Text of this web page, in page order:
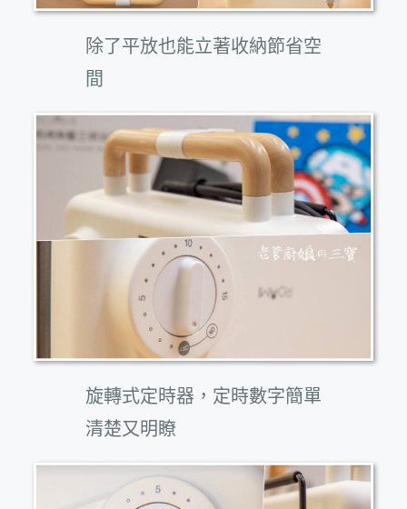
除了平放也能立著收納節省空
間
旋轉式定時器，定時數字簡單
清楚又明瞭